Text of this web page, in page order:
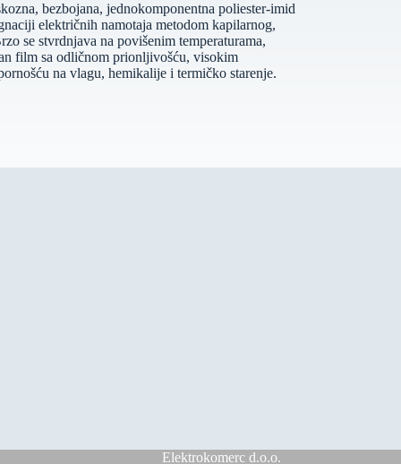
bezbojana, jednokomponentna poliester-imid
električnih namotaja metodom kapilarnog,
se stvrdnjava na povišenim temperaturama,
film sa odličnom prionljivošću, visokim
na vlagu, hemikalije i termičko starenje.
Elektrokomerc d.o.o.